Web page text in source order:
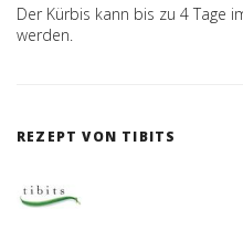
Der Kürbis kann bis zu 4 Tage
werden.
REZEPT VON TIBITS